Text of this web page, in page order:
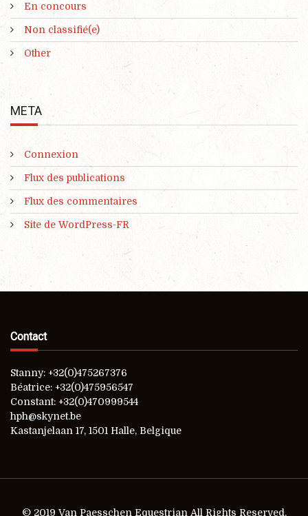
En concours
Non classifié(e)
Other
META
Connexion
Flux des publications
Flux des commentaires
Site de WordPress-FR
Contact
Stanny: +32(0)475267376
Béatrice: +32(0)475956547
Constant: +32(0)470999544
hph@skynet.be
Kastanjelaan 17, 1501 Halle, Belgique
© 2019 Van Paesschen Equestrian All Rights Reserved.